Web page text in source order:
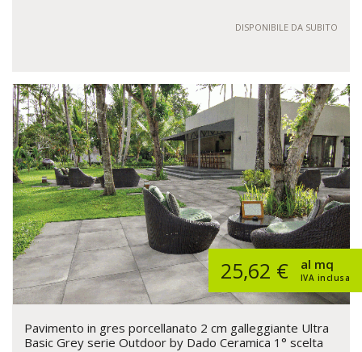
DISPONIBILE DA SUBITO
25,62 € IVA inclusa
al mq
Pavimento in gres porcellanato 2 cm galleggiante Ultra
Basic Grey serie Outdoor by Dado Ceramica 1° scelta